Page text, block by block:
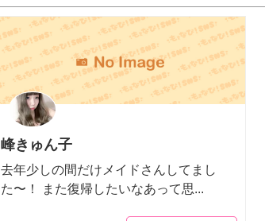
峰きゅん子
去年少しの間だけメイドさんしてまし
た〜！ また復帰したいなあって思...